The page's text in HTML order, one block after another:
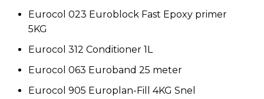
Eurocol 023 Euroblock Fast Epoxy primer
5KG
Eurocol 312 Conditioner 1L
Eurocol 063 Euroband 25 meter
Eurocol 905 Europlan-Fill 4KG Snel